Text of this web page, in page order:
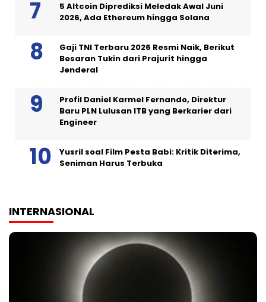
5 Altcoin Diprediksi Meledak Awal Juni
2026, Ada Ethereum hingga Solana
Gaji TNI Terbaru 2026 Resmi Naik, Berikut
Besaran Tukin dari Prajurit hingga
Jenderal
Profil Daniel Karmel Fernando, Direktur
Baru PLN Lulusan ITB yang Berkarier dari
Engineer
Yusril soal Film Pesta Babi: Kritik Diterima,
Seniman Harus Terbuka
INTERNASIONAL